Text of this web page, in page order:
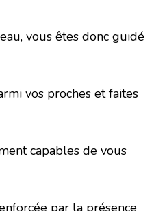
vous êtes donc guidé
vos proches et faites
capables de vous
par la présence